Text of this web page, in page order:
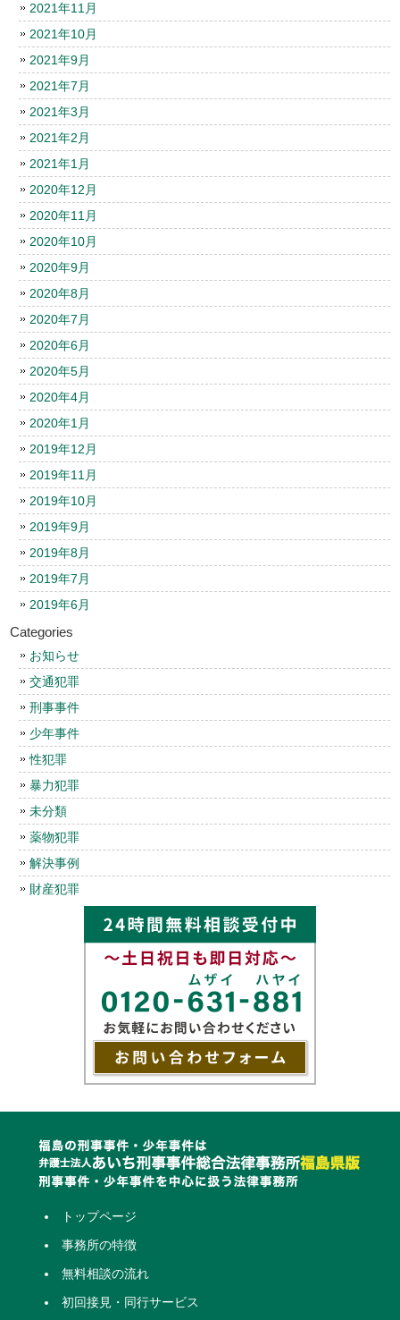
2021年11月
2021年10月
2021年9月
2021年7月
2021年3月
2021年2月
2021年1月
2020年12月
2020年11月
2020年10月
2020年9月
2020年8月
2020年7月
2020年6月
2020年5月
2020年4月
2020年1月
2019年12月
2019年11月
2019年10月
2019年9月
2019年8月
2019年7月
2019年6月
Categories
お知らせ
交通犯罪
刑事事件
少年事件
性犯罪
暴力犯罪
未分類
薬物犯罪
解決事例
財産犯罪
トップページ
事務所の特徴
無料相談の流れ
初回接見・同行サービス